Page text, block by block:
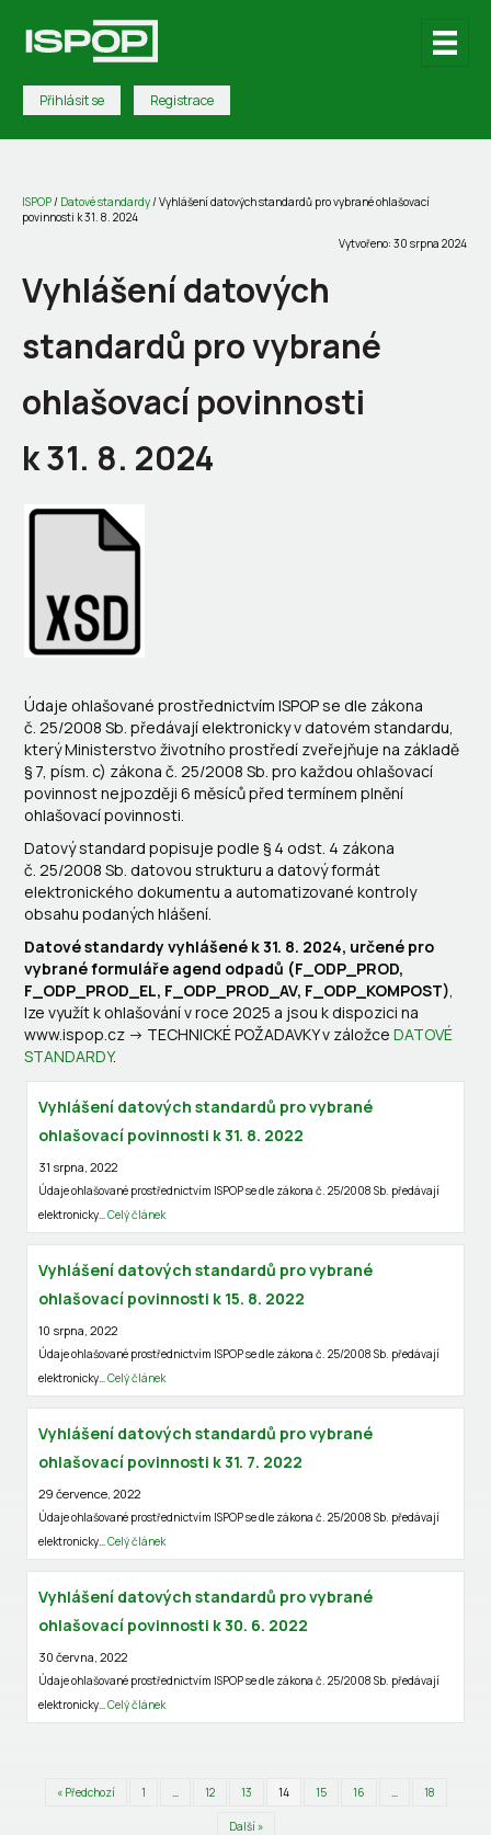
Přihlásit se Registrace
ISPOP/ Datové standardy/Vyhlášení datových standardů pro vybrané ohlašovací
povinnosti k 31. 8. 2024
Vytvořeno: 30 srpna 2024
Vyhlášení datových
standardů pro vybrané
ohlašovací povinnosti
k 31. 8. 2024
Údaje ohlašované prostřednictvím ISPOP se dle zákona
č. 25/2008 Sb. předávají elektronicky v datovém standardu,
který Ministerstvo životního prostředí zveřejňuje na základě
§ 7, písm. c) zákona č. 25/2008 Sb. pro každou ohlašovací
povinnost nejpozději 6 měsíců před termínem plnění
ohlašovací povinnosti.
Datový standard popisuje podle § 4 odst. 4 zákona
č. 25/2008 Sb. datovou strukturu a datový formát
elektronického dokumentu a automatizované kontroly
obsahu podaných hlášení.
Datové standardy vyhlášené k 31. 8. 2024, určené pro
vybrané formuláře agend odpadů (F_ODP_PROD,
F_ODP_PROD_EL, F_ODP_PROD_AV, F_ODP_KOMPOST),
lze využít k ohlašování v roce 2025 a jsou k dispozici na
www.ispop.cz -> TECHNICKÉ POŽADAVKY v záložce DATOVÉ
STANDARDY.
Vyhlášení datových standardů pro vybrané
ohlašovací povinnosti k 31. 8. 2022
31 srpna, 2022
Údaje ohlašované prostřednictvím ISPOP se dle zákona č. 25/2008 Sb. předávají
elektronicky…Celý článek
Vyhlášení datových standardů pro vybrané
ohlašovací povinnosti k 15. 8. 2022
10 srpna, 2022
Údaje ohlašované prostřednictvím ISPOP se dle zákona č. 25/2008 Sb. předávají
elektronicky…Celý článek
Vyhlášení datových standardů pro vybrané
ohlašovací povinnosti k 31. 7. 2022
29 července, 2022
Údaje ohlašované prostřednictvím ISPOP se dle zákona č. 25/2008 Sb. předávají
elektronicky…Celý článek
Vyhlášení datových standardů pro vybrané
ohlašovací povinnosti k 30. 6. 2022
30 června, 2022
Údaje ohlašované prostřednictvím ISPOP se dle zákona č. 25/2008 Sb. předávají
elektronicky…Celý článek
« Předchozí 1 … 12 13 14 15 16 … 18
Další »